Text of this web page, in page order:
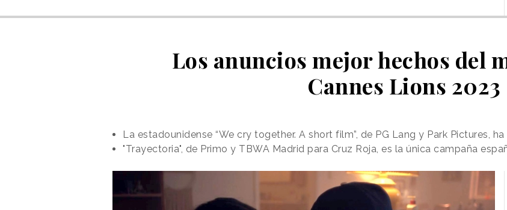
Los anuncios mejor hechos del
Cannes Lions 2023
La estadounidense “We cry together. A short film”, de PG Lang y Park Pictures,
"Trayectoria", de Primo y TBWA Madrid para Cruz Roja, es la única campaña